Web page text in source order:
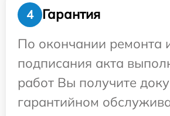
4
Гарантия
По окончании ремонта
подписания акта
работ Вы получите
гарантийном